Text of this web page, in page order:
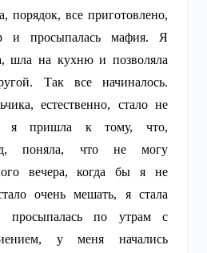
порядок, все приготовлено,
и просыпалась мафия. Я
шла на кухню и позволяла
Так все начиналось.
естественно, стало не
я пришла к тому, что,
поняла, что не могу
вечера, когда бы я не
очень мешать, я стала
просыпалась по утрам с
у меня начались